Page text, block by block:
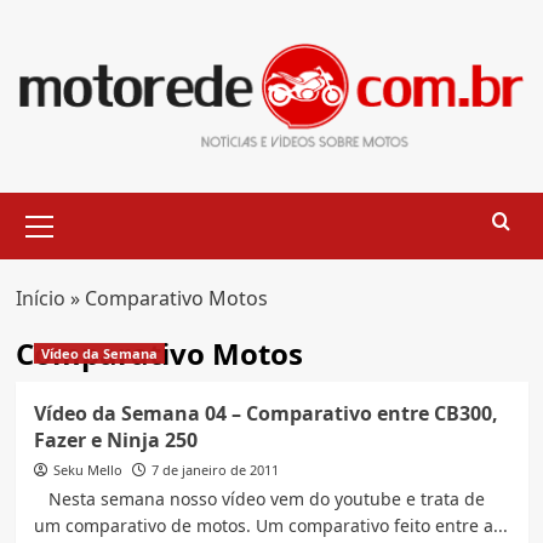
content
Menu
Início » Comparativo Motos
Comparativo Motos
Vídeo da Semana
Vídeo da Semana 04 – Comparativo entre CB300,
Fazer e Ninja 250
Seku Mello 7 de janeiro de 2011
Nesta semana nosso vídeo vem do youtube e trata de
um comparativo de motos. Um comparativo feito entre a...